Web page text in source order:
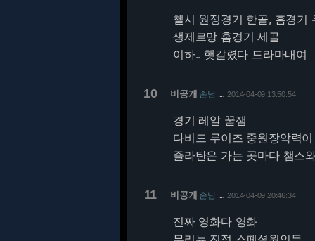
첼시 원정경기 한골, 홈경기
생제르망 홈경기 세골
이하.. 햇갈렸다 드라마내여
10 비공개 손님 2014-04-09 13:50:54
경기 레알 꿀잼
다비드 루이즈 중원장악력
즐라탄은 가는 곳마다 챔스
11 비공개 손님 2014-04-09 20:46:34
진짜 영화다 영화